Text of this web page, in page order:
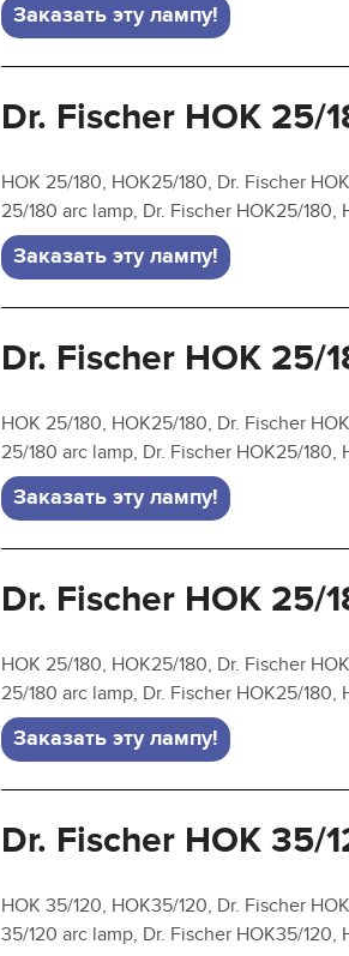
Заказать эту лампу!
Dr. Fischer HOK 25/
HOK 25/180, HOK25/180, Dr. Fischer
25/180 arc lamp, Dr. Fischer HOK25/180,
Заказать эту лампу!
Dr. Fischer HOK 25/
HOK 25/180, HOK25/180, Dr. Fischer
25/180 arc lamp, Dr. Fischer HOK25/180,
Заказать эту лампу!
Dr. Fischer HOK 25/
HOK 25/180, HOK25/180, Dr. Fischer
25/180 arc lamp, Dr. Fischer HOK25/180,
Заказать эту лампу!
Dr. Fischer HOK 35/
HOK 35/120, HOK35/120, Dr. Fischer
35/120 arc lamp, Dr. Fischer HOK35/120,